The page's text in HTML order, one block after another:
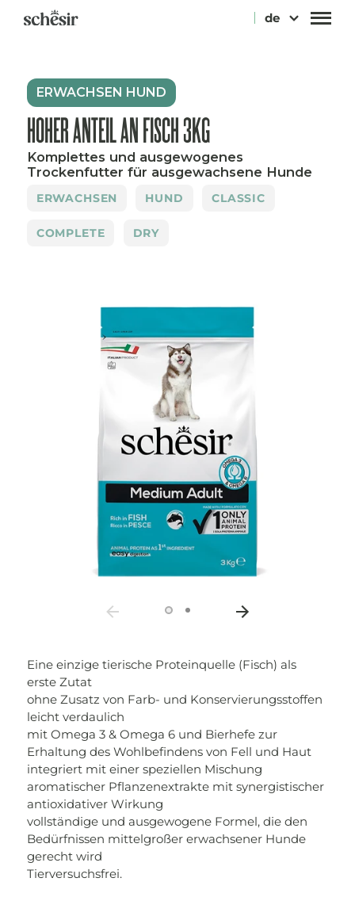
zum
de
ERWACHSEN HUND
HOHER ANTEIL AN FISCH 3KG
Komplettes und ausgewogenes
Trockenfutter für ausgewachsene Hunde
ERWACHSEN HUND CLASSIC
COMPLETE DRY
Eine einzige tierische Proteinquelle (Fisch) als
erste Zutat
ohne Zusatz von Farb- und Konservierungsstoffen
leicht verdaulich
mit Omega 3 & Omega 6 und Bierhefe zur
Erhaltung des Wohlbefindens von Fell und Haut
integriert mit einer speziellen Mischung
aromatischer Pflanzenextrakte mit synergistischer
antioxidativer Wirkung
vollständige und ausgewogene Formel, die den
Bedürfnissen mittelgroßer erwachsener Hunde
gerecht wird
Tierversuchsfrei.